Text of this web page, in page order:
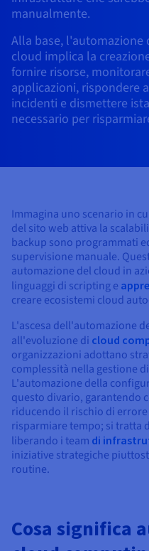
Tariffe
Documentazione
Roadmap & Changelog
Osservabilità
Roadmap & Changelog
Roadmap & Changelog
Roadmap & Changelog
Roadmap & Changelog
manualmente.
Alla base,
cloud implica la
fornire risorse,
applicazioni, rispondere
incidenti e dismettere
necessario per
Immagina uno scenario in
del sito web attiva la
backup sono programmati
supervisione manuale.
automazione del cloud in
linguaggi di scripting e
creare ecosistemi cloud
L'ascesa dell'automazione
all'evoluzione di cloud
organizzazioni adottano
complessità nella gestione
L'automazione della
questo divario, garantendo
riducendo il rischio di
risparmiare tempo; si tratta
liberando i team di
iniziative strategiche
routine.
Cosa significa